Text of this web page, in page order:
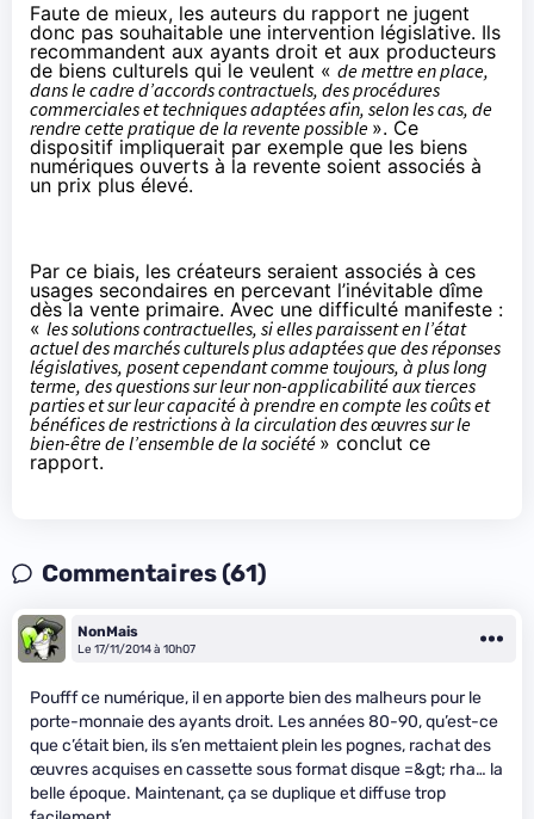
Faute de mieux, les auteurs du rapport ne jugent
donc pas souhaitable une intervention législative. Ils
recommandent aux ayants droit et aux producteurs
de biens culturels qui le veulent « de mettre en place,
dans le cadre d’accords contractuels, des procédures
commerciales et techniques adaptées afin, selon les cas, de
rendre cette pratique de la revente possible ». Ce
dispositif impliquerait par exemple que les biens
numériques ouverts à la revente soient associés à
un prix plus élevé.
Par ce biais, les créateurs seraient associés à ces
usages secondaires en percevant l’inévitable dîme
dès la vente primaire. Avec une difficulté manifeste :
« les solutions contractuelles, si elles paraissent en l’état
actuel des marchés culturels plus adaptées que des réponses
législatives, posent cependant comme toujours, à plus long
terme, des questions sur leur non-applicabilité aux tierces
parties et sur leur capacité à prendre en compte les coûts et
bénéfices de restrictions à la circulation des œuvres sur le
bien-être de l’ensemble de la société » conclut ce
rapport.
Commentaires (61)
NonMais
Le 17/11/2014 à 10h07
Poufff ce numérique, il en apporte bien des malheurs pour le
porte-monnaie des ayants droit. Les années 80-90, qu’est-ce
que c’était bien, ils s’en mettaient plein les pognes, rachat des
œuvres acquises en cassette sous format disque =&gt; rha… la
belle époque. Maintenant, ça se duplique et diffuse trop